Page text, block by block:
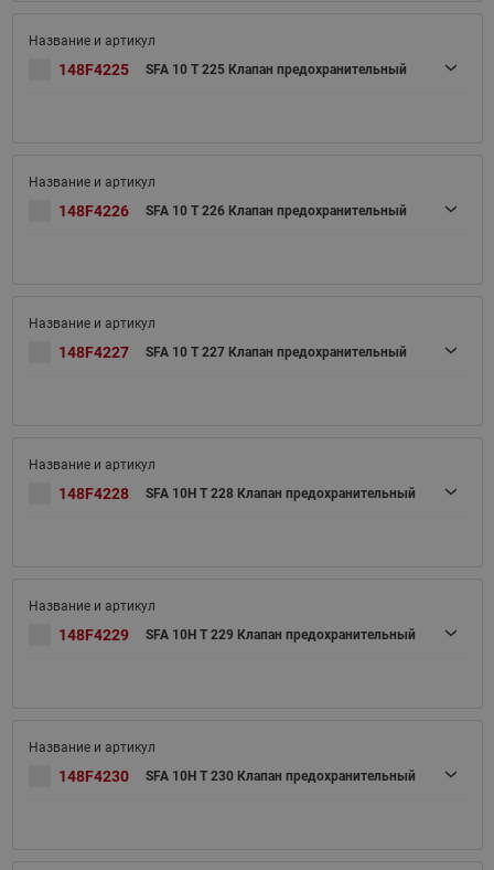
148F4225 SFA 10 T 225 Клапан предохранительный
148F4226 SFA 10 T 226 Клапан предохранительный
148F4227 SFA 10 T 227 Клапан предохранительный
148F4228 SFA 10H T 228 Клапан предохранительный
148F4229 SFA 10H T 229 Клапан предохранительный
148F4230 SFA 10H T 230 Клапан предохранительный